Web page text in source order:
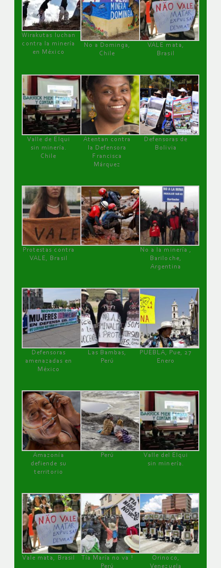
Wirakutas luchan
contra la minería
en México
No a Dominga,
Chile
VALE mata,
Brasil
Valle de Elqui
sin minería.
Chile
Atentan contra
la Defensora
Francisca
Márquez
Defensoras de
Bolivia
Protestas contra
VALE, Brasil
No a la minería ,
Bariloche,
Argentina
Defensoras
amenazadas en
México
Las Bambas,
Perú
PUEBLA, Pue, 27
Enero
Amazonía
defiende su
territorio
Perú
Valle del Elqui
sin minería.
Vale mata, Brasil
Tía María no va !
Perú
Orinoco,
Venezuela